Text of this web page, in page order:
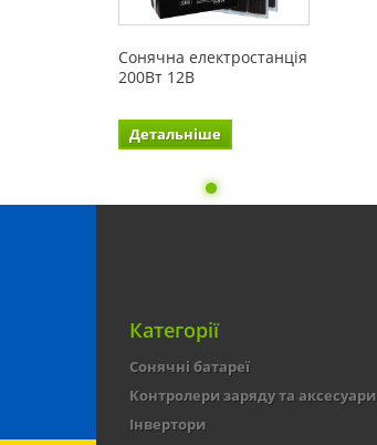
Cонячна електростанція
200Вт 12В
Детальніше
Категорії
Сонячні батареї
Контролери заряду та аксесуари
Інвертори